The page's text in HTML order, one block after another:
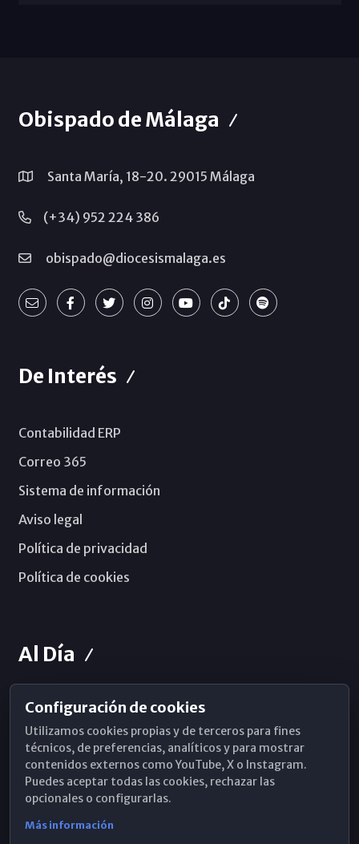
Obispado de Málaga
Santa María, 18-20. 29015 Málaga
(+34) 952 224 386
obispado@diocesismalaga.es
De Interés
Contabilidad ERP
Correo 365
Sistema de información
Aviso legal
Política de privacidad
Política de cookies
Al Día
Horarios de Misa
Hemeroteca
WhatsApp
Configuración de cookies
Utilizamos cookies propias y de terceros para fines
técnicos, de preferencias, analíticos y para mostrar
contenidos externos como YouTube, X o Instagram.
Puedes aceptar todas las cookies, rechazar las
opcionales o configurarlas.
Más información